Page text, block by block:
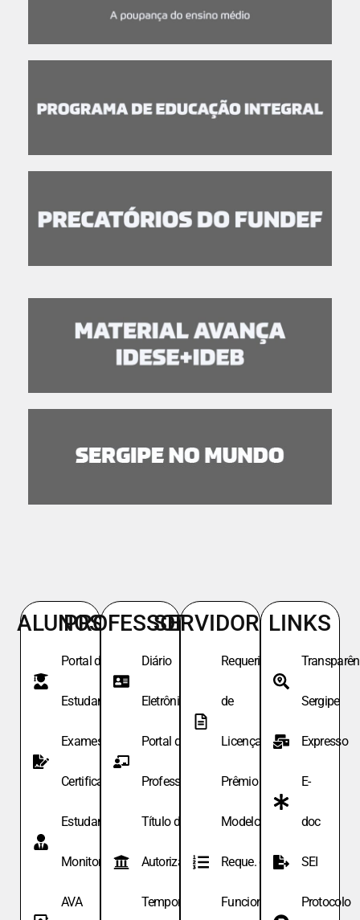
ALUNOS
Portal do
Estudante
Exames de
Certificação
Estudante
Monitor
AVA
PROFESSORES
Diário
Eletrônico
Portal do
Professor
Título de
Autoriza.
Temporária
SERVIDORES
Requeri.
de
Licença
Prêmio
Modelo de
Reque. de
Funcionário
LINKS
Sergipe
Expresso
E-
doc
SEI
Protocolo